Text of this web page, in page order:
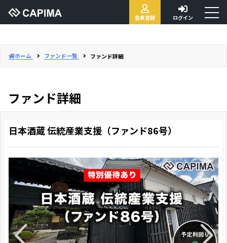
会員登録 ログイン
ホーム ファンド一覧 ファンド詳細
ファンド詳細
日本酒蔵 伝統産業支援（ファンド86号）